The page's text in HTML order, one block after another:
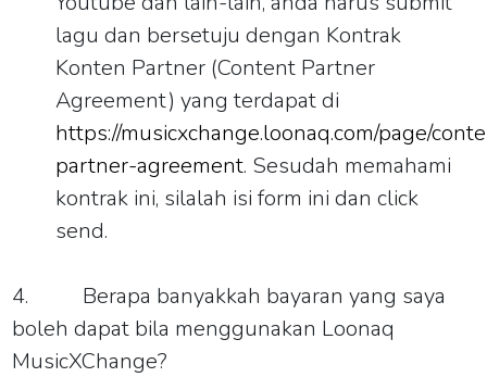
lagu dan bersetuju dengan Kontrak
Konten Partner (Content Partner
Agreement) yang terdapat di
https://musicxchange.loonaq.com/page/
partner-agreement. Sesudah memahami
kontrak ini, silalah isi form ini dan click
send.
4.
Berapa banyakkah bayaran yang saya
boleh dapat bila menggunakan Loonaq
MusicXChange?